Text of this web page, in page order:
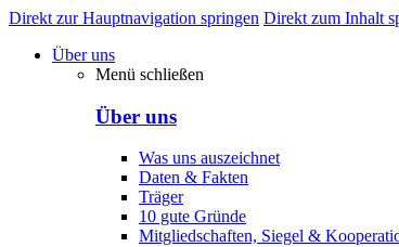
Direkt zur Hauptnavigation springen Direkt zum Inhalt
Über uns
Menü schließen
Über uns
Was uns auszeichnet
Daten & Fakten
Träger
10 gute Gründe
Mitgliedschaften, Siegel &